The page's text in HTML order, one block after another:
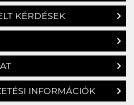
KÉRDÉSEK
INFORMÁCIÓK